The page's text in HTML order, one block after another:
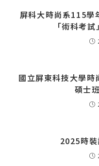
屏科大時尚系115學
「術科考
國立屏東科技大學
碩士
2025時